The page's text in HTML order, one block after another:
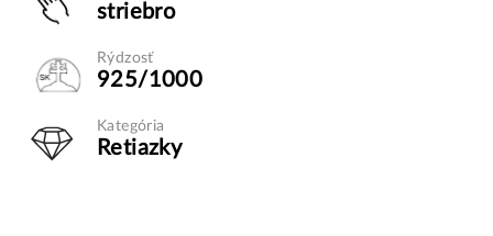
striebro
Rýdzosť
925/1000
Kategória
Retiazky